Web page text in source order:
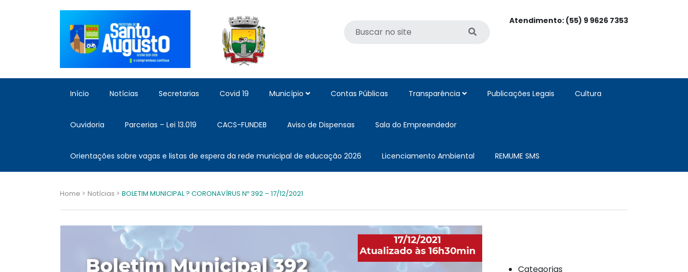
Atendimento: (55) 9 9626 7353
Início Notícias Secretarias Covid 19 Município Contas Públicas Transparência Publicações Legais Cultura
Ouvidoria Parcerias – Lei 13.019 CACS-FUNDEB Aviso de Dispensas Sala do Empreendedor
Orientações sobre vagas e listas de espera da rede municipal de educação 2026 Licenciamento Ambiental REMUME SMS
Home > Notícias > BOLETIM MUNICIPAL ? CORONAVÍRUS Nº 392 – 17/12/2021
Categorias